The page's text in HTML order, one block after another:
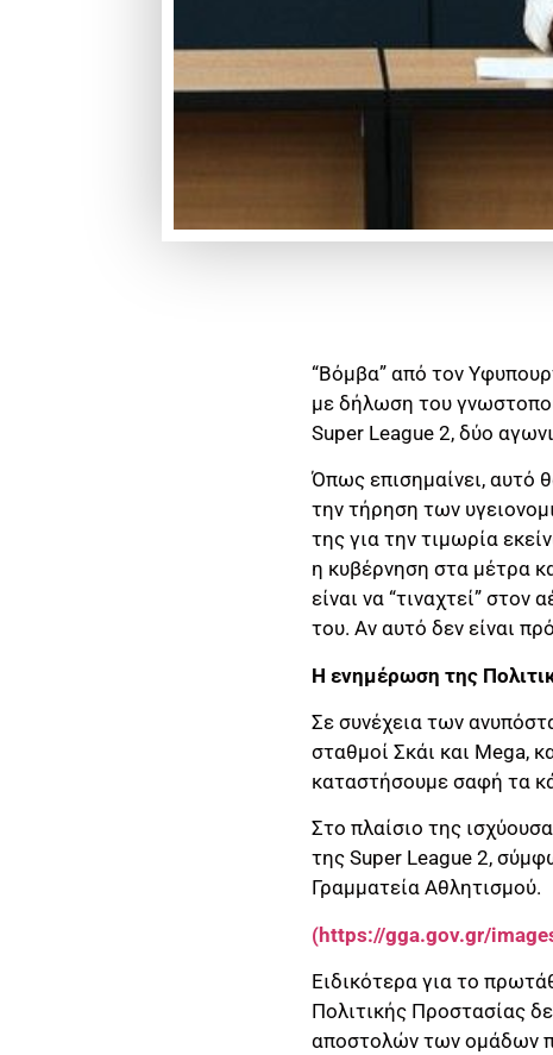
“Βόμβα” από τον
με δήλωση του
Super League 2, δύο
Όπως επισημαίνει, αυτό
την τήρηση των
της για την τιμωρία
η κυβέρνηση στα μέτρα
είναι να “τιναχτεί”
του. Αν αυτό δεν είναι
Η ενημέρωση της
Σε συνέχεια των
σταθμοί Σκάι και Mega,
καταστήσουμε σαφή τα
Στο πλαίσιο της
της Super League 2,
Γραμματεία Αθλητισμού.
(https://gga.gov.gr/
Ειδικότερα για το
Πολιτικής Προστασίας
αποστολών των ομάδων